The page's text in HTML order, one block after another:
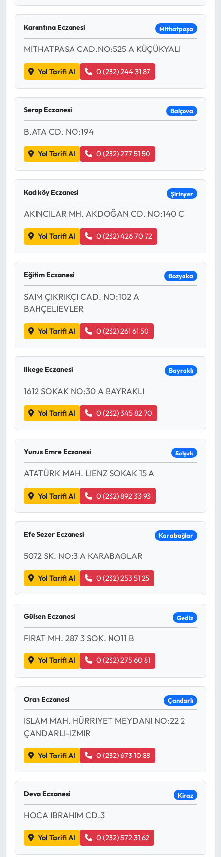
Karantına Eczanesi Mithatpaşa
MITHATPASA CAD.NO:525 A KÜÇÜKYALI
Yol Tarifi Al 0 (232) 244 31 87
Serap Eczanesi Balçova
B.ATA CD. NO:194
Yol Tarifi Al 0 (232) 277 51 50
Kadıköy Eczanesi Şirinyer
AKINCILAR MH. AKDOĞAN CD. NO:140 C
Yol Tarifi Al 0 (232) 426 70 72
Eğitim Eczanesi Bozyaka
SAIM ÇIKRIKÇI CAD. NO:102 A
BAHÇELIEVLER
Yol Tarifi Al 0 (232) 261 61 50
Ilkege Eczanesi Bayraklı
1612 SOKAK NO:30 A BAYRAKLI
Yol Tarifi Al 0 (232) 345 82 70
Yunus Emre Eczanesi Selçuk
ATATÜRK MAH. LIENZ SOKAK 15 A
Yol Tarifi Al 0 (232) 892 33 93
Efe Sezer Eczanesi Karabağlar
5072 SK. NO:3 A KARABAGLAR
Yol Tarifi Al 0 (232) 253 51 25
Gülsen Eczanesi Gediz
FIRAT MH. 287 3 SOK. NO11 B
Yol Tarifi Al 0 (232) 275 60 81
Oran Eczanesi Çandarlı
ISLAM MAH. HÜRRIYET MEYDANI NO:22 2
ÇANDARLI-IZMIR
Yol Tarifi Al 0 (232) 673 10 88
Deva Eczanesi Kiraz
HOCA IBRAHIM CD.3
Yol Tarifi Al 0 (232) 572 31 62